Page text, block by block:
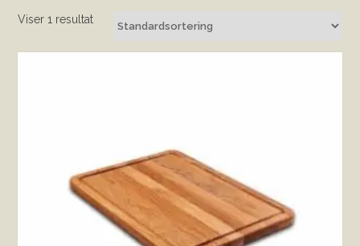
Viser 1 resultat